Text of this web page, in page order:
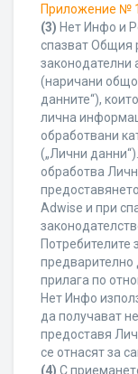
Приложение №
(3) Нет Инфо и
спазват Общия
законодателни
(наричани общо
данните“),
лична
обработвани
(„Лични
обработва
Adwise и при
Потребителите
предварително
прилага по
Нет Инфо
да получават
предоставя
се отнасят за
(4) С